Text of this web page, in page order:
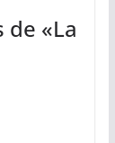
de «La